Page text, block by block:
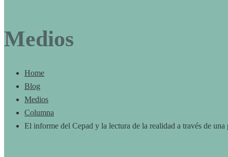
Medios
Home
Blog
Medios
Columna
El informe del Cepad y la lectura de la realidad a través de una